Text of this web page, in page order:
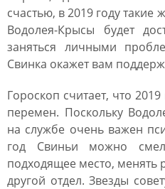
счастью, в 2019 году такие
Водолея-Крысы будет
заняться личными
Свинка окажет вам
Гороскоп считает, что
перемен. Поскольку
на службе очень важен
год Свиньи можно
подходящее место, менять
другой отдел. Звезды